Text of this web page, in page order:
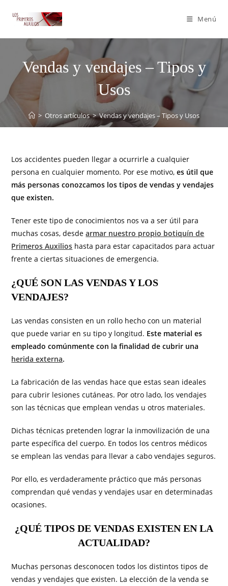
Menú
Vendas y vendajes – Tipos y
Usos
> Otros artículos > Vendas y vendajes – Tipos y Usos
Los accidentes pueden llegar a ocurrirle a cualquier
persona en cualquier momento. Por ese motivo,es útil que
más personas conozcamos los tipos de vendas y vendajes
que existen.
Tener este tipo de conocimientos nos va a ser útil para
muchas cosas, desdearmar nuestro propio botiquín de
Primeros Auxilios hasta para estar capacitados para actuar
frente a ciertas situaciones de emergencia.
¿QUÉ SON LAS VENDAS Y LOS
VENDAJES?
Las vendas consisten en un rollo hecho con un material
que puede variar en su tipo y longitud. Este material es
empleado comúnmente con la finalidad de cubrir una
herida externa.
La fabricación de las vendas hace que estas sean ideales
para cubrir lesiones cutáneas. Por otro lado, los vendajes
son las técnicas que emplean vendas u otros materiales.
Dichas técnicas pretenden lograr la inmovilización de una
parte específica del cuerpo. En todos los centros médicos
se emplean las vendas para llevar a cabo vendajes seguros.
Por ello, es verdaderamente práctico que más personas
comprendan qué vendas y vendajes usar en determinadas
ocasiones.
¿QUÉ TIPOS DE VENDAS EXISTEN EN LA
ACTUALIDAD?
Muchas personas desconocen todos los distintos tipos de
vendas y vendajes que existen. La elección de la venda se